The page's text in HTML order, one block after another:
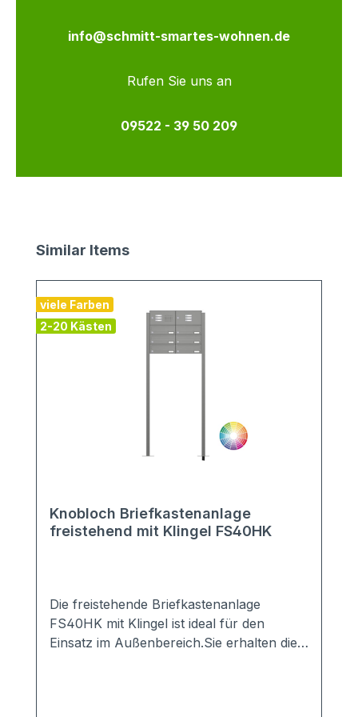
info@schmitt-smartes-wohnen.de
Rufen Sie uns an
09522 - 39 50 209
Produktgalerie überspringen
Similar Items
viele Farben
2-20 Kästen
Knobloch Briefkastenanlage
freistehend mit Klingel FS40HK
Die freistehende Briefkastenanlage
FS40HK mit Klingel ist ideal für den
Einsatz im Außenbereich.Sie erhalten die